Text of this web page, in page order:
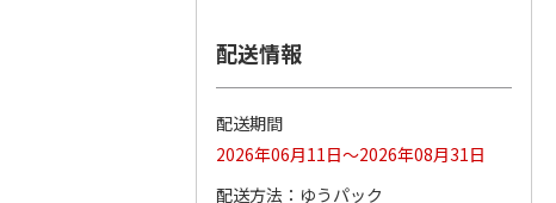
配送情報
配送期間
2026年06月11日～2026年08月31日
配送方法
ゆうパック